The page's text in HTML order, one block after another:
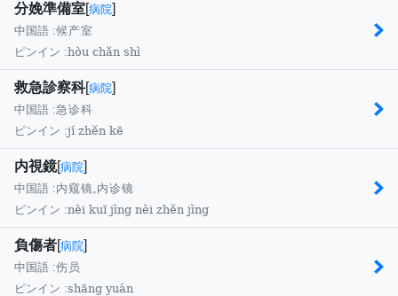
分娩準備室[病院]
中国語 :候产室
ピンイン :hòu chǎn shì
救急診察科[病院]
中国語 :急诊科
ピンイン :jí zhěn kē
内視鏡[病院]
中国語 :内窥镜,内诊镜
ピンイン :nèi kuī jìng nèi zhěn jìng
負傷者[病院]
中国語 :伤员
ピンイン :shāng yuán